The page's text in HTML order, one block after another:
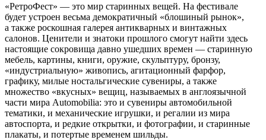
«РетроФест» — это мир старинных вещей. На фестивале
будет устроен весьма демократичный «блошиный рынок»,
а также роскошная галерея антикварных и винтажных
салонов. Ценители и знатоки прошлого смогут найти здесь
настоящие сокровища давно ушедших времен — старинную
мебель, картины, книги, оружие, скульптуру, бронзу,
«индустриальную» живопись, агитационный фарфор,
графику, милые ностальгические сувениры, а также
множество «вкусных» вещиц, называемых в англоязычной
части мира Automobilia: это и сувениры автомобильной
тематики, и механические игрушки, и регалии из мира
автоспорта, и редкие открытки, и фотографии, и старинные
плакаты, и потертые временем шильды.